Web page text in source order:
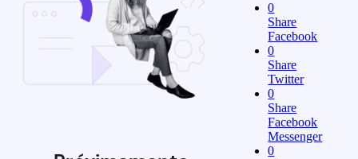
0
Share
Facebook
0
Share
Twitter
0
Share
Facebook
Messenger
0